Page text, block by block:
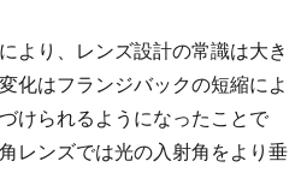
より、レンズ設計の常識は大き
化はフランジバックの短縮によ
けられるようになったことで
レンズでは光の入射角をより垂